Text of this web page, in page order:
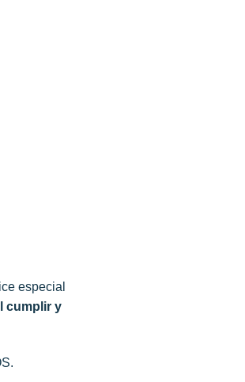
especial
cumplir y